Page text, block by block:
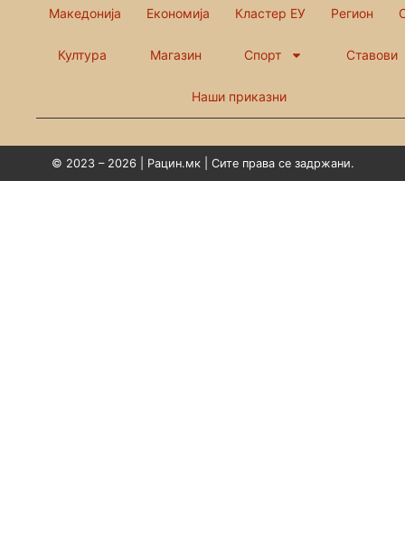
Македонија Економија Кластер ЕУ Регион
Култура Магазин Спорт Ставови
Наши приказни
© 2023 – 2026 | Рацин.мк | Сите права се задржани.